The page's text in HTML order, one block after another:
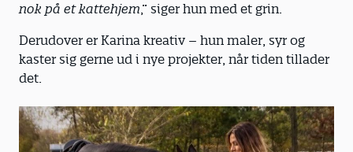
nok på et kattehjem,” siger hun med et grin.
Derudover er Karina kreativ – hun maler, syr og
kaster sig gerne ud i nye projekter, når tiden tillader
det.